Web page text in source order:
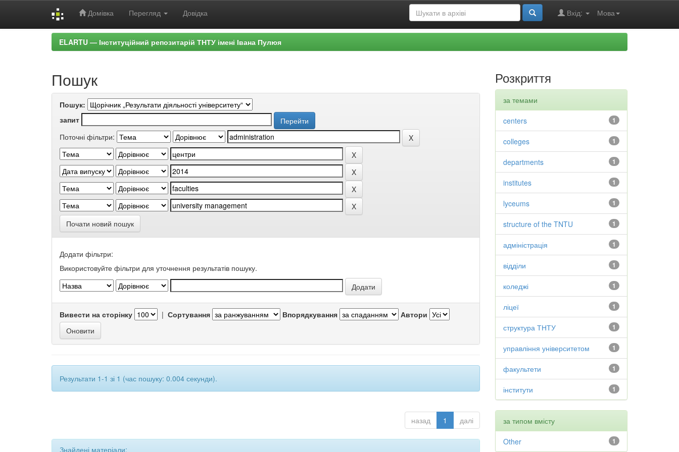
Домівка Перегляд Довідка Мова
Вхід:
ELARTU — Інституційний репозитарій ТНТУ імені Івана Пулюя
Пошук
Пошук:
запит
Поточні фільтри:
Почати новий пошук
Додати фільтри:
Використовуйте фільтри для уточнення результатів пошуку.
Вивести на сторінку | Сортування Впорядкування Автори
Результати 1-1 зі 1 (час пошуку: 0.004 секунди).
назад 1 далі
Знайдені матеріали:
Розкриття
за темами
1
centers
1
colleges
1
departments
1
institutes
1
lyceums
1
structure of the TNTU
1
адміністрація
1
відділи
1
коледжі
1
ліцеї
1
структура ТНТУ
1
управління університетом
1
факультети
1
інститути
за типом вмісту
1
Other